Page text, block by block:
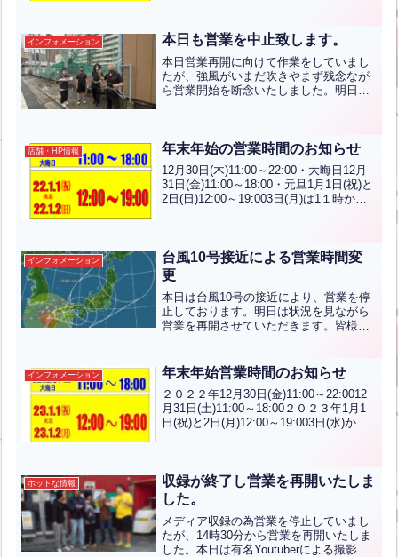
インフォメーション 本日も営業を中止致します。
本日営業再開に向けて作業をしていまし
たが、強風がいまだ吹きやまず残念なが
ら営業開始を断念いたしました。明日は
店舗・HP情報 年末年始の営業時間のお知らせ
12月30日(木)11:00～22:00・大晦日12月
31日(金)11:00～18:00・元旦1月1日(祝)と
2日(日)12:00～19:003日(月)は1１時から
インフォメーション
台風10号接近による営業時間変
更
本日は台風10号の接近により、営業を停
止しております。明日は状況を見ながら
営業を再開させていただきます。皆様の
インフォメーション 年末年始営業時間のお知らせ
２０２２年12月30日(金)11:00～22:0012
月31日(土)11:00～18:00２０２３年1月1
日(祝)と2日(月)12:00～19:003日(水)から
ホットな情報
収録が終了し営業を再開いたしま
した。
メディア収録の為営業を停止していまし
たが、14時30分から営業を再開いたしま
した。本日は有名Youtuberによる撮影が